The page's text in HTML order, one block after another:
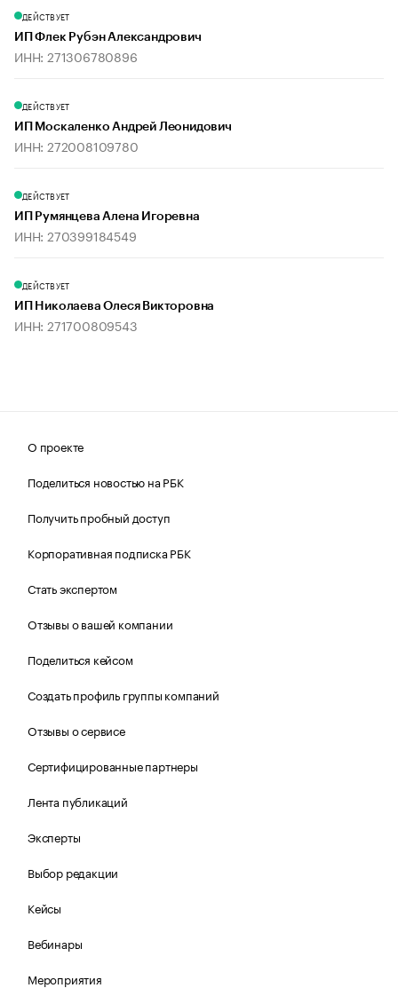
ДЕЙСТВУЕТ
ИП Флек Рубэн Александрович
ИНН: 271306780896
ДЕЙСТВУЕТ
ИП Москаленко Андрей Леонидович
ИНН: 272008109780
ДЕЙСТВУЕТ
ИП Румянцева Алена Игоревна
ИНН: 270399184549
ДЕЙСТВУЕТ
ИП Николаева Олеся Викторовна
ИНН: 271700809543
О проекте
Поделиться новостью на РБК
Получить пробный доступ
Корпоративная подписка РБК
Стать экспертом
Отзывы о вашей компании
Поделиться кейсом
Создать профиль группы компаний
Отзывы о сервисе
Сертифицированные партнеры
Лента публикаций
Эксперты
Выбор редакции
Кейсы
Вебинары
Мероприятия